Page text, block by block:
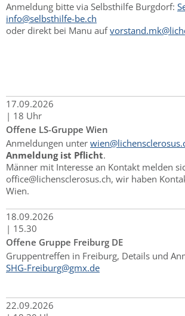
Anmeldung bitte via Selbsthilfe Burgdorf:
info@selbsthilfe-be.ch
oder direkt bei Manu auf
17.09.2026
| 18 Uhr
Offene LS-Gruppe Wien
Anmeldungen unter
Anmeldung ist Pflicht.
Männer mit Interesse an Kontakt melden
office@lichensclerosus.ch, wir haben
Wien.
18.09.2026
| 15.30
Offene Gruppe Freiburg DE
Gruppentreffen in Freiburg, Details und
SHG-Freiburg@gmx.de
22.09.2026